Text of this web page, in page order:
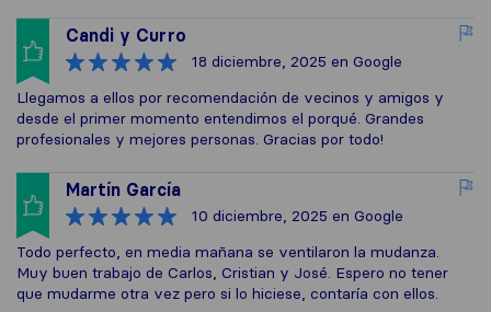
Candi y Curro
18 diciembre, 2025 en Google
Llegamos a ellos por recomendación de vecinos y amigos y
desde el primer momento entendimos el porqué. Grandes
profesionales y mejores personas. Gracias por todo!
Martín García
10 diciembre, 2025 en Google
Todo perfecto, en media mañana se ventilaron la mudanza.
Muy buen trabajo de Carlos, Cristian y José. Espero no tener
que mudarme otra vez pero si lo hiciese, contaría con ellos.